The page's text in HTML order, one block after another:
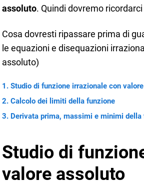
assoluto. Quindi dovremo
Cosa dovresti ripassare prima di
le equazioni e disequazioni
assoluto)
Studio di funzione irrazionale con
Calcolo dei limiti della funzione
Derivata prima, massimi e minimi della
Studio di
valore assoluto